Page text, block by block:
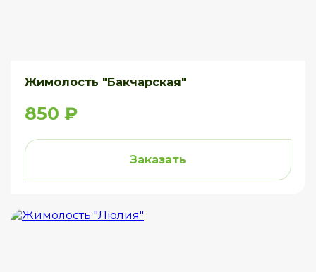
Жимолость "Бакчарская"
850 ₽
Заказать